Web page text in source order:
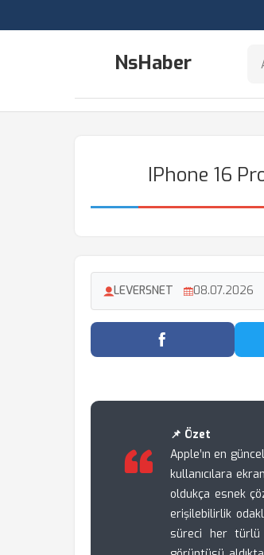
NsHaber
IPhone 16
LEVERSNET 08.07.2026
Facebook'ta
📌 Özet
Apple’ın en
kullanıcılara
oldukça esnek
erişilebilirlik
süreci her türlü